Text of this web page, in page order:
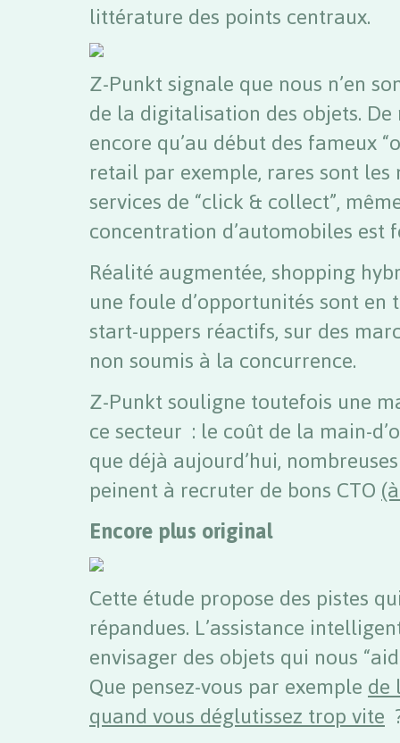
littérature des points centraux.
Z-Punkt signale que nous n’en
de la digitalisation des objets.
encore qu’au début des fameux
retail par exemple, rares sont les
services de “click & collect”,
concentration d’automobiles est
Réalité augmentée, shopping
une foule d’opportunités sont en
start-uppers réactifs, sur des
non soumis à la concurrence.
Z-Punkt souligne toutefois une
ce secteur : le coût de la main-
que déjà aujourd’hui,
peinent à recruter de bons CTO
Encore plus original
Cette étude propose des pistes
répandues. L’assistance
envisager des objets qui nous
Que pensez-vous par exemple de
quand vous déglutissez trop vite